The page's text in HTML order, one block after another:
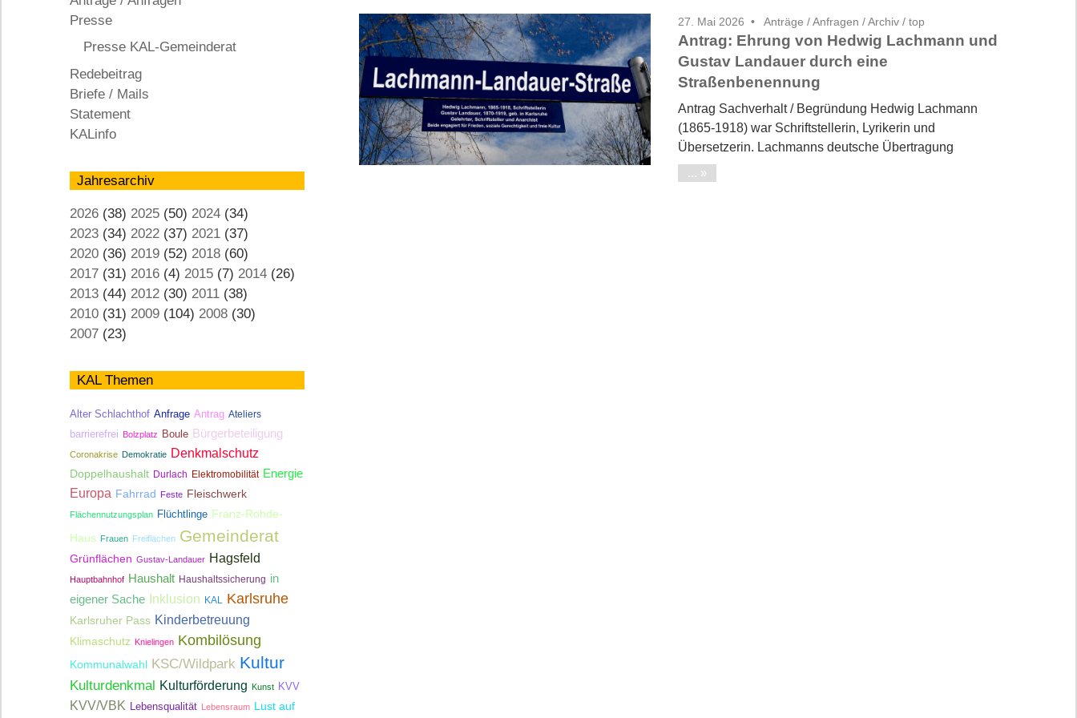
KAL
27. Mai 2026 Anträge / Anfragen /Archiv/ top
Antrag: Ehrung von Hedwig Lachmann und
Gustav Landauer durch eine
Straßenbenennung
Antrag Sachverhalt / Begründung Hedwig Lachmann
(1865-1918) war Schriftstellerin, Lyrikerin und
Übersetzerin. Lachmanns deutsche Übertragung
...
Presse
Presse KAL-Gemeinderat
Redebeitrag
Briefe / Mails
Statement
KALinfo
Jahresarchiv
2026 (38) 2025 (50) 2024 (34)
2023 (34) 2022 (37) 2021 (37)
2020 (36) 2019 (52) 2018 (60)
2017 (31) 2016 (4) 2015 (7) 2014 (26)
2013 (44) 2012 (30) 2011 (38)
2010 (31) 2009 (104) 2008 (30)
2007 (23)
KAL Themen
Alter Schlachthof Anfrage Antrag Ateliers
barrierefrei Bolzplatz Boule Bürgerbeteiligung
Coronakrise Demokratie Denkmalschutz
Doppelhaushalt Durlach Elektromobilität Energie
Europa Fahrrad Feste Fleischwerk
Flächennutzungsplan Flüchtlinge Franz-Rohde-
Haus Frauen Freiflächen Gemeinderat
Grünflächen Gustav-Landauer Hagsfeld
Hauptbahnhof Haushalt Haushaltssicherung in
eigener Sache Inklusion KAL Karlsruhe
Karlsruher Pass Kinderbetreuung
Klimaschutz Knielingen Kombilösung
Kommunalwahl KSC/Wildpark Kultur
Kulturdenkmal Kulturförderung Kunst KVV
KVV/VBK Lebensqualität Lebensraum
Lust auf